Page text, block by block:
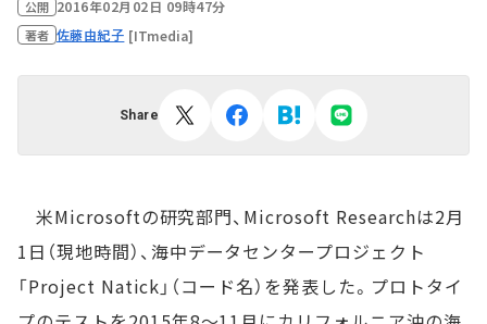
公開 2016年02月02日 09時47分
著者 佐藤由紀子 [ITmedia]
Share
米Microsoftの研究部門、Microsoft Researchは2月
1日（現地時間）、海中データセンタープロジェクト
「Project Natick」（コード名）を発表した。プロトタイ